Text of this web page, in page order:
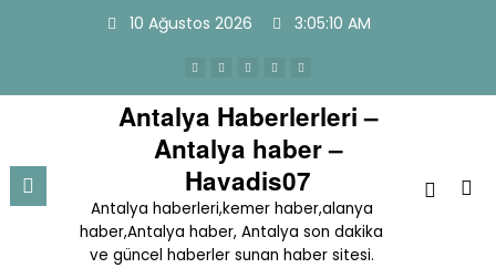
10 Ağustos 2026 3:05:10 AM
Antalya Haberlerleri –
Antalya haber –
Havadis07
Antalya haberleri,kemer haber,alanya
haber,Antalya haber, Antalya son dakika
ve güncel haberler sunan haber sitesi.